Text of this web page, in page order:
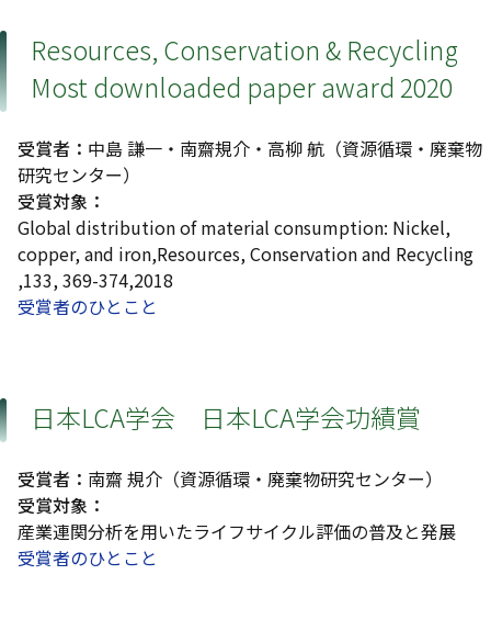
Resources, Conservation & Recycling
Most downloaded paper award 2020
受賞者： 中島 謙一・南齋規介・高柳 航（資源循環・廃棄物
研究センター）
受賞対象：
Global distribution of material consumption: Nickel,
copper, and iron,Resources, Conservation and Recycling
,133, 369-374,2018
受賞者のひとこと
日本LCA学会 日本LCA学会功績賞
受賞者： 南齋 規介（資源循環・廃棄物研究センター）
受賞対象：
産業連関分析を用いたライフサイクル評価の普及と発展
受賞者のひとこと